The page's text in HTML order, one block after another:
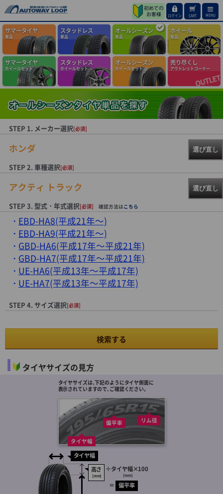
ログイン CART MENU
サマータイヤ
単品
スタッドレス
単品
オールシーズン
単品
ホイール
単品
サマータイヤ
ホイールセット
スタッドレス
ホイールセット
オールシーズン
ホイールセット
売り尽くし
アウトレットコーナー
STEP 1. メーカー選択[必須]
ホンダ 選び直し
STEP 2. 車種選択[必須]
アクティ トラック 選び直し
STEP 3. 型式・年式選択[必須] 確認方法はこちら
EBD-HA8(平成21年～)
EBD-HA9(平成21年～)
GBD-HA6(平成17年～平成21年)
GBD-HA7(平成17年～平成21年)
UE-HA6(平成13年～平成17年)
UE-HA7(平成13年～平成17年)
STEP 4. サイズ選択[必須]
検索する
タイヤサイズの見方
タイヤサイズは､下記のようにタイヤ側面に
表示されていますので､ご確認ください。
タイヤ幅
偏平率 リム径
タイヤ幅
高さ
(mm)
÷タイヤ幅
(mm)
×100
＝ 偏平率